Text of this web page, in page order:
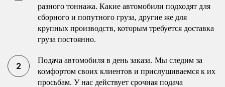
разного тоннажа. Какие автомобили подходят для
сборного и попутного груза, другие же для
крупных производств, которым требуется доставка
груза постоянно.
Подача автомобиля в день заказа. Мы следим за
комфортом своих клиентов и прислушиваемся к их
просьбам. У нас действует срочная подача